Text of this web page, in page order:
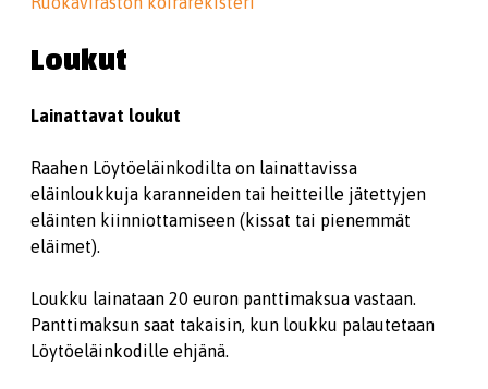
Loukut
Lainattavat loukut
Raahen Löytöeläinkodilta on lainattavissa
eläinloukkuja karanneiden tai heitteille jätettyjen
eläinten kiinniottamiseen (kissat tai pienemmät
eläimet).
Loukku lainataan 20 euron panttimaksua vastaan.
Panttimaksun saat takaisin, kun loukku palautetaan
Löytöeläinkodille ehjänä.